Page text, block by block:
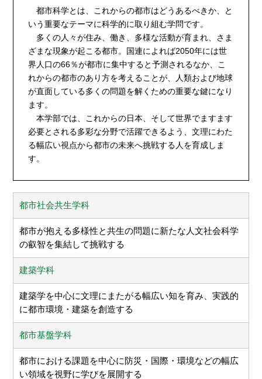
都市科学とは、これからの都市はどうあるべきか、と
いう重要なテーマに科学的に取り組む学問です。
多くの人々が住み、働き、多様な活動が育まれ、さま
ざまな現象が起こる都市。国連によれば2050年には世
界人口の66％が都市に集中すると予測されるなか、こ
れからの都市のあり方を考えることが、人類および地球
が直面している多くの問題を解くための重要な鍵になり
ます。
本学部では、これからの日本、そして世界でますます
必要とされる多彩な分野で活躍できるよう、文理にわた
る幅広い視点から都市の未来へ挑戦する人を育成しま
す。
都市社会共生学科
都市が抱える多様性と共生の問題に新たな人文社会科学
の叡智を集結して挑戦する
建築学科
建築学を中心に文理にまたがる幅広い知を育み、実践的
に都市環境・建築を創造する
都市基盤学科
都市における課題を中心に防災・国際・環境などの幅広
い領域を視野に学びを展開する